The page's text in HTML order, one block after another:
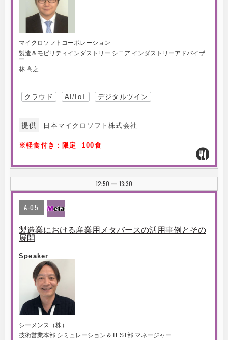
マイクロソフトコーポレーション
製造＆モビリティインダストリー シニア インダストリーアドバイザ
ー
林 高之
クラウド AI/IoT デジタルツイン
提供 日本マイクロソフト株式会社
※軽食付き：限定 100食
12:50 | 13:30
A-05
製造業における産業用メタバースの活用事例とその
展開
Speaker
シーメンス（株）
技術営業本部 シミュレーション＆TEST部 マネージャー